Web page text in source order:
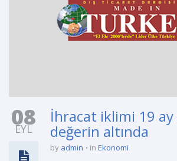
08
EYL
İhracat iklimi 19
değerin altında
by admin in Ekonomi